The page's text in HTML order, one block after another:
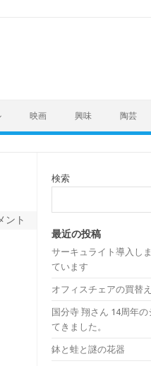
映画 興味 陶芸
ント
検索
最近の投稿
サーキュライト導入し
ています
オフィスチェアの買替
国分寺 翔さん 14周年
てきました。
鉢と蛙と謎の花器